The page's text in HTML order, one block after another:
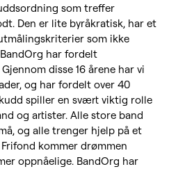
som treffer
Den er lite byråkratisk, har et
som ikke
har fordelt
disse 16 årene har vi
og har fordelt over 40
spiller en svært viktig rolle
og artister. Alle store band
og alle trenger hjelp på et
kommer drømmen
oppnåelige. BandOrg har